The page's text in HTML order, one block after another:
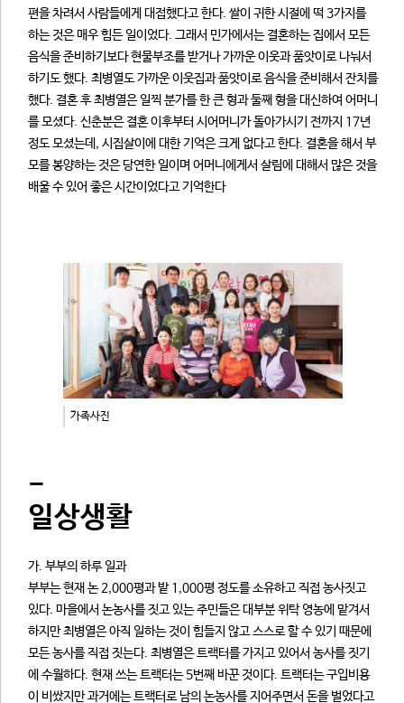
편을 차려서 사람들에게 대접했다고 한다. 쌀이 귀한 시절에 떡 3가지를
하는 것은 매우 힘든 일이었다. 그래서 민가에서는 결혼하는 집에서 모든
음식을 준비하기보다 현물부조를 받거나 가까운 이웃과 품앗이로 나눠서
하기도 했다. 최병열도 가까운 이웃집과 품앗이로 음식을 준비해서 잔치를
했다. 결혼 후 최병열은 일찍 분가를 한 큰 형과 둘째 형을 대신하여 어머니
를 모셨다. 신춘분은 결혼 이후부터 시어머니가 돌아가시기 전까지 17년
정도 모셨는데, 시집살이에 대한 기억은 크게 없다고 한다. 결혼을 해서 부
모를 봉양하는 것은 당연한 일이며 어머니에게서 살림에 대해서 많은 것을
배울 수 있어 좋은 시간이었다고 기억한다
가족사진
-
일상생활
가. 부부의 하루 일과
부부는 현재 논 2,000평과 밭 1,000평 정도를 소유하고 직접 농사짓고
있다. 마을에서 논농사를 짓고 있는 주민들은 대부분 위탁 영농에 맡겨서
하지만 최병열은 아직 일하는 것이 힘들지 않고 스스로 할 수 있기 때문에
모든 농사를 직접 짓는다. 최병열은 트랙터를 가지고 있어서 농사를 짓기
에 수월하다. 현재 쓰는 트랙터는 5번째 바꾼 것이다. 트랙터는 구입비용
이 비쌌지만 과거에는 트랙터로 남의 논농사를 지어주면서 돈을 벌었다고